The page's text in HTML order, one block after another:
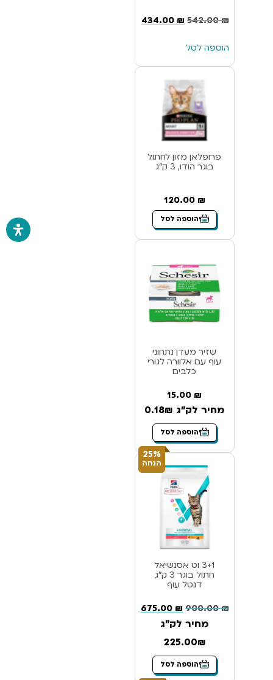
542.00₪
434.00 ₪
הוספה לסל
פרופלאן מזון לחתול
בוגר הודו, 3 ק”ג
120.00 ₪
הוספה לסל
שזיר מעדן נתחוני
עוף עם אלוורה לגורי
כלבים
15.00 ₪
מחיר לק"ג 0.18₪
הוספה לסל
25%
הנחה
3+1 וט אסנשיאל
חתול בוגר 3 ק”ג
דנטל עוף
900.00₪
675.00 ₪
מחיר לק"ג
225.00₪
הוספה לסל